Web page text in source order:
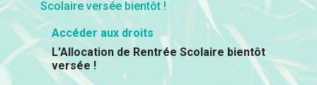
Accéder aux droits
L'Allocation de Rentrée Scolaire bientôt
versée !